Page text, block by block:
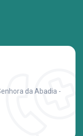
da Abadia -